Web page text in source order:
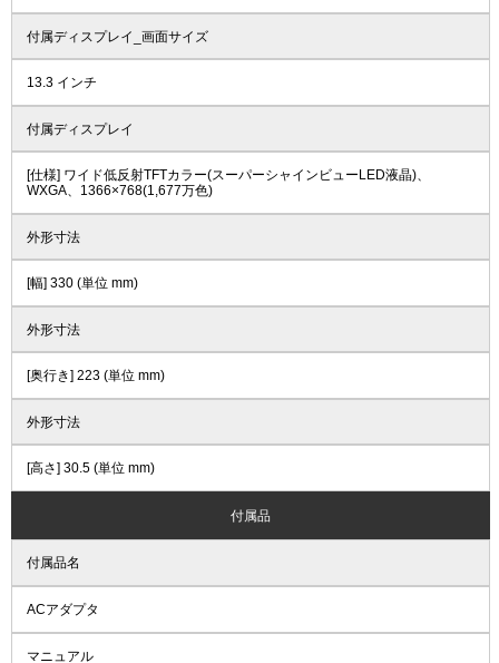
付属ディスプレイ_画面サイズ
13.3 インチ
付属ディスプレイ
[仕様] ワイド低反射TFTカラー(スーパーシャインビューLED液晶)、
WXGA、1366×768(1,677万色)
外形寸法
[幅] 330 (単位 mm)
外形寸法
[奥行き] 223 (単位 mm)
外形寸法
[高さ] 30.5 (単位 mm)
付属品
付属品名
ACアダプタ
マニュアル